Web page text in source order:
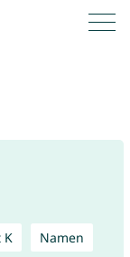
K Namen